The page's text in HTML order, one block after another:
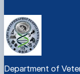
Department of